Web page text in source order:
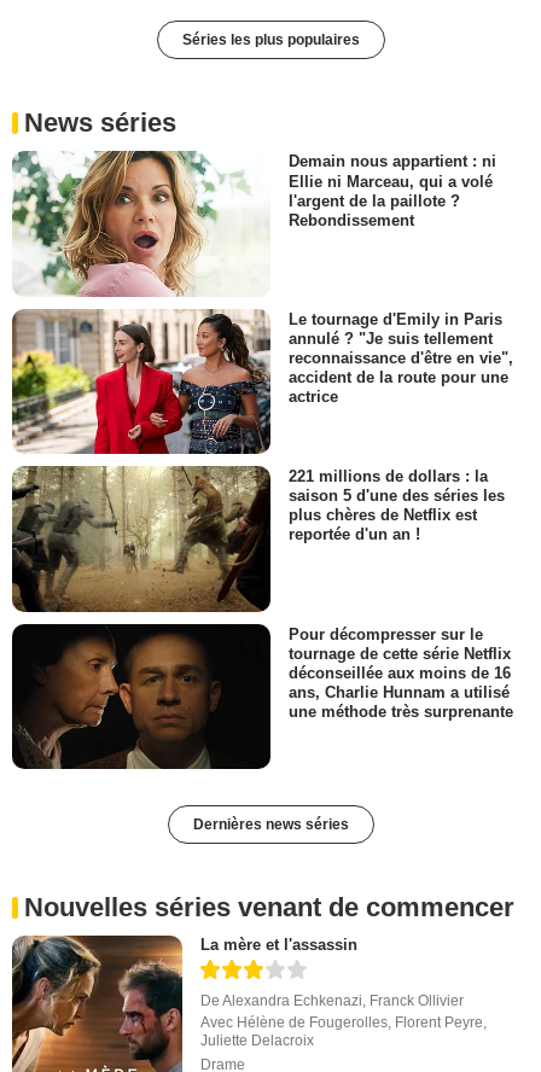
Séries les plus populaires
News séries
Demain nous appartient : ni
Ellie ni Marceau, qui a volé
l'argent de la paillote ?
Rebondissement
Le tournage d'Emily in Paris
annulé ? "Je suis tellement
reconnaissance d'être en vie",
accident de la route pour une
actrice
221 millions de dollars : la
saison 5 d'une des séries les
plus chères de Netflix est
reportée d'un an !
Pour décompresser sur le
tournage de cette série Netflix
déconseillée aux moins de 16
ans, Charlie Hunnam a utilisé
une méthode très surprenante
Dernières news séries
Nouvelles séries venant de commencer
La mère et l'assassin
DeAlexandra Echkenazi, Franck Ollivier
Avec Hélène de Fougerolles, Florent Peyre,
Juliette Delacroix
Drame